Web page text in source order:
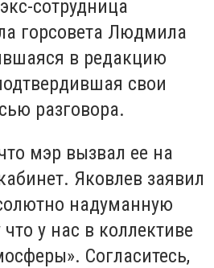
сотрудница
горсовета Людмила
в редакцию
свои
разговора.
мэр вызвал ее на
Яковлев заявил
надуманную
у нас в коллективе
Согласитесь,